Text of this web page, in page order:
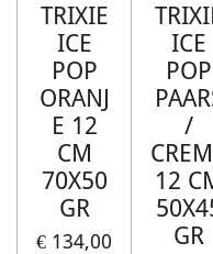
TRIXIE
ICE
POP
ORANJ
E 12
CM
70X50
GR
€ 134,00
ICE
POP
/
12
GR